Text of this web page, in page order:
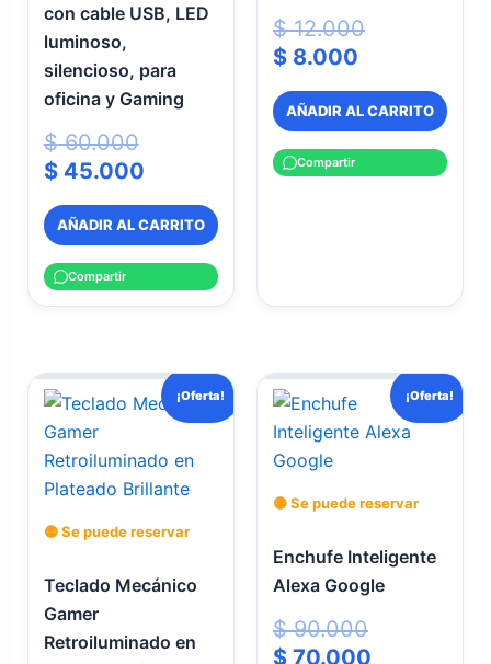
con cable USB, LED
luminoso,
silencioso, para
oficina y Gaming
$60.000
$45.000
AÑADIR AL CARRITO
Compartir
$12.000
$ 8.000
AÑADIR AL CARRITO
Compartir
¡Oferta!
🟡 Se puede reservar
Teclado Mecánico
Gamer
Retroiluminado en
El
precio
era:
$ 65.000.
El
precio
es:
$ 46.000.
¡Oferta!
🟡 Se puede reservar
Enchufe Inteligente
Alexa Google
$90.000
El
precio
original
$ 90.000.
$ 70.000
El
precio
actual
$ 70.000.